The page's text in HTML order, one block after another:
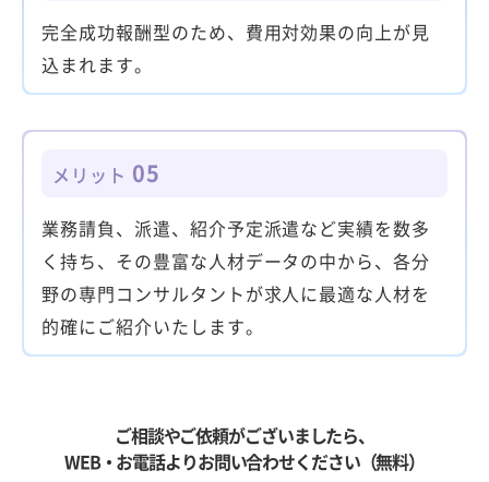
完全成功報酬型のため、費用対効果の向上が見
込まれます。
メリット 05
業務請負、派遣、紹介予定派遣など実績を数多
く持ち、その豊富な人材データの中から、各分
野の専門コンサルタントが求人に最適な人材を
的確にご紹介いたします。
ご相談やご依頼がございましたら、
WEB・お電話よりお問い合わせください（無料）